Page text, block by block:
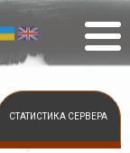
СТАТИСТИКА СЕРВЕРА